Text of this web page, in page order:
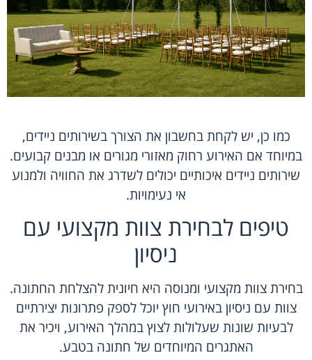
כמו כן, יש לקחת בחשבון את הצורך בשירותים ניידים,
במיוחד אם האירוע רחוק מאזורי מגורים או מבנים קבועים.
שירותים ניידים איכותיים יכולים לשדרג את החוויה ולמנוע
אי נעימויות.
טיפים לבחירת צוות מקצועי עם
ניסיון
בחירת צוות מקצועי ומנוסה היא חיונית להצלחת החתונה.
צוות עם ניסיון באירועי חוץ יוכל לספק פתרונות יצירתיים
לבעיות שונות שעלולות לצוץ במהלך האירוע, ויכיר את
האתגרים המיוחדים של חתונה בטבע.